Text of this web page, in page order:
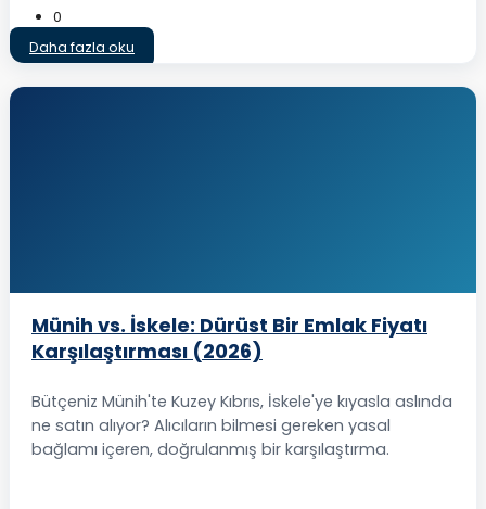
0
Daha fazla oku
Münih vs. İskele: Dürüst Bir Emlak Fiyatı
Karşılaştırması (2026)
Bütçeniz Münih'te Kuzey Kıbrıs, İskele'ye kıyasla aslında
ne satın alıyor? Alıcıların bilmesi gereken yasal
bağlamı içeren, doğrulanmış bir karşılaştırma.